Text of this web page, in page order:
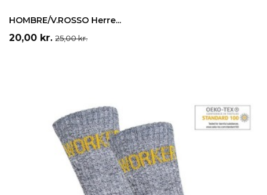
HOMBRE/V.ROSSO Herre...
Pris
20,00 kr. Normalpris
25,00 kr.